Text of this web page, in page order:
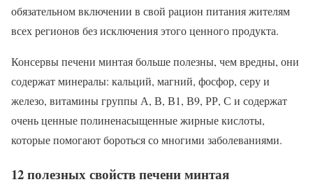
обязательном включении в свой рацион питания жителям
всех регионов без исключения этого ценного продукта.
Консервы печени минтая больше полезны, чем вредны, они
содержат минералы: кальций, магний, фосфор, серу и
железо, витамины группы А, В, В1, В9, РР, С и содержат
очень ценные полиненасыщенные жирные кислоты,
которые помогают бороться со многими заболеваниями.
12 полезных свойств печени минтая